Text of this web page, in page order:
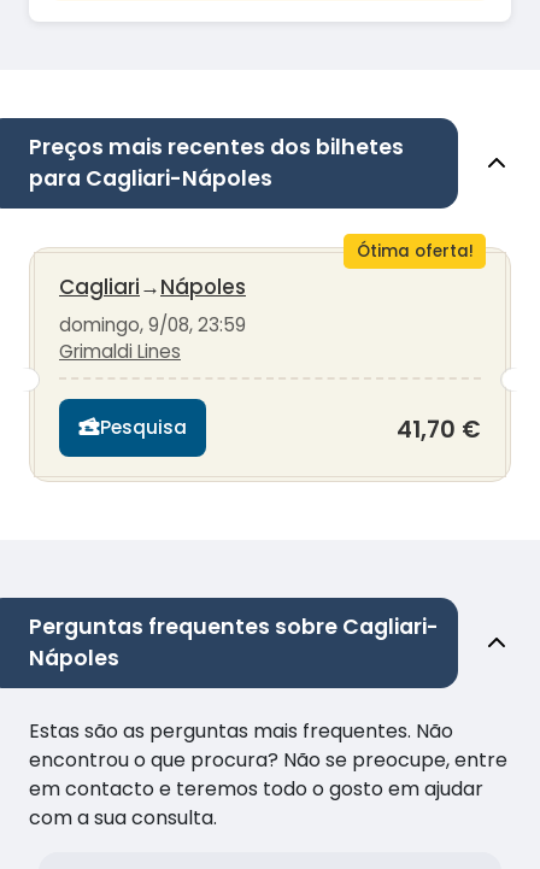
Preços mais recentes dos bilhetes
para Cagliari-Nápoles
Ótima oferta!
Cagliari→Nápoles
domingo, 9/08, 23:59
Grimaldi Lines
Pesquisa 41,70 €
Perguntas frequentes sobre Cagliari-
Nápoles
Estas são as perguntas mais frequentes. Não
encontrou o que procura? Não se preocupe, entre
em contacto e teremos todo o gosto em ajudar
com a sua consulta.